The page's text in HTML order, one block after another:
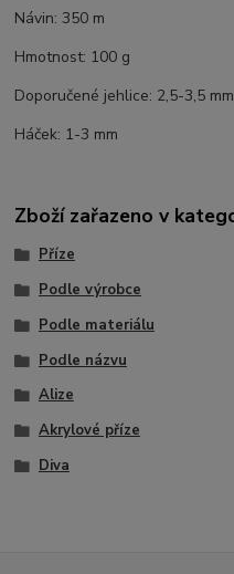
Návin: 350 m
Hmotnost: 100 g
Doporučené jehlice: 2,5-3,5 mm
Háček: 1-3 mm
Zboží zařazeno v
Příze
Podle výrobce
Podle materiálu
Podle názvu
Alize
Akrylové příze
Diva